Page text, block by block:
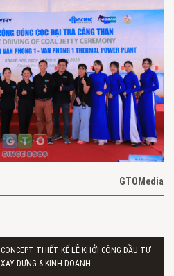
GTOMedia
CONCEPT THIẾT KẾ LỄ KHỞI CÔNG ĐẦU TƯ
XÂY DỰNG & KINH DOANH...